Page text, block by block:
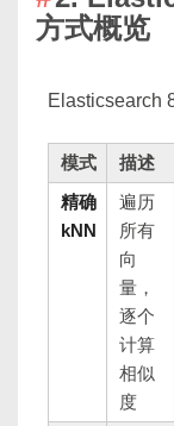
方式概览
Elasticsearch
模式 描述
精确
kNN
遍历
所有
向
量，
逐个
计算
相似
度